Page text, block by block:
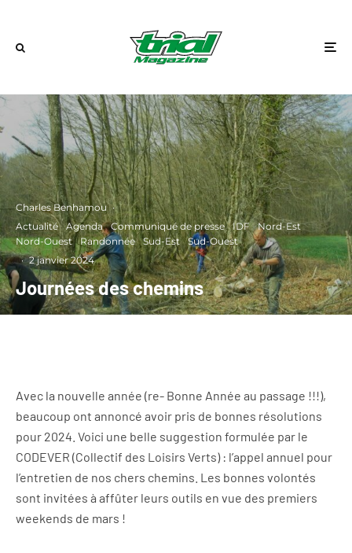
Charles Benhamou ·
Actualité
Agenda Communiqué de presse IDF
Nord-Est
Nord-Ouest
Randonnée Sud-Est
Sud-Ouest
· 2 janvier 2024
Journées des chemins
Avec la nouvelle année (re- Bonne Année au passage !!!),
beaucoup ont annoncé avoir pris de bonnes résolutions
pour 2024. Voici une belle suggestion formulée par le
CODEVER (Collectif des Loisirs Verts) : l’appel annuel pour
l’entretien de nos chers chemins. Les bonnes volontés
sont invitées à affûter leurs outils en vue des premiers
weekends de mars !